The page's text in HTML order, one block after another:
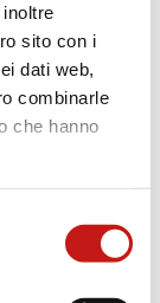
sito con i
dati web,
combinarle
che hanno